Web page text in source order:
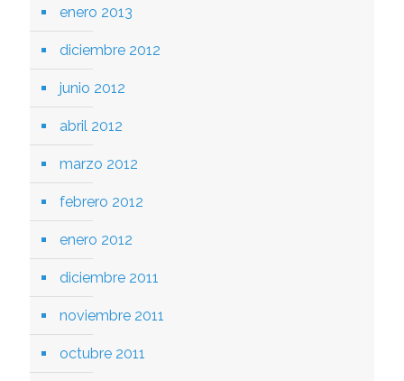
enero 2013
diciembre 2012
junio 2012
abril 2012
marzo 2012
febrero 2012
enero 2012
diciembre 2011
noviembre 2011
octubre 2011